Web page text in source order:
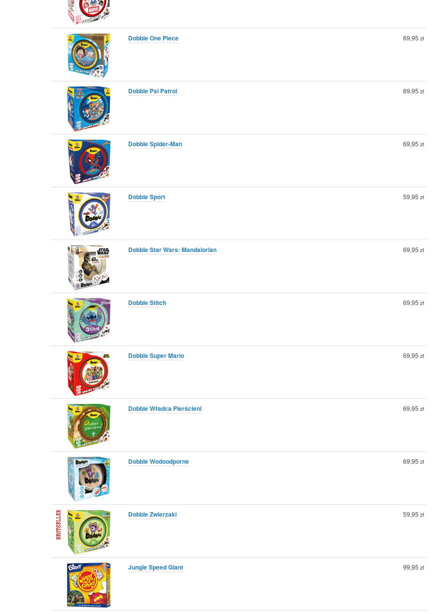
Dobble One Piece 69,95 zł
Dobble Psi Patrol 69,95 zł
Dobble Spider-Man 69,95 zł
Dobble Sport 59,95 zł
Dobble Star Wars: Mandalorian 69,95 zł
Dobble Stitch 69,95 zł
Dobble Super Mario 69,95 zł
Dobble Władca Pierścieni 69,95 zł
Dobble Wodoodporne 69,95 zł
Dobble Zwierzaki 59,95 zł
Jungle Speed Giant 99,95 zł